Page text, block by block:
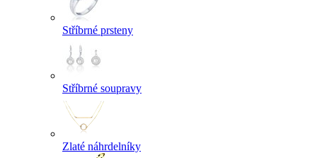
Stříbrné prsteny
Stříbrné soupravy
Zlaté náhrdelníky